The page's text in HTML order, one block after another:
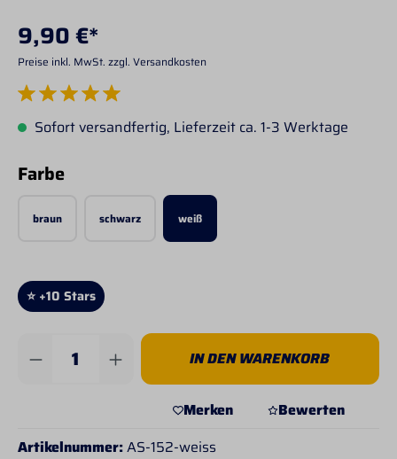
9,90 €*
Preise inkl. MwSt. zzgl. Versandkosten
Durchschnittliche Bewertung von 5 von 5 Sternen
Sofort versandfertig, Lieferzeit ca. 1-3 Werktage
Farbeauswählen
braun schwarz weiß
⭐ +10 Stars
Produkt Anzahl: Gib den gewünschten
IN DEN WARENKORB
Merken
Bewerten
Artikelnummer:AS-152-weiss